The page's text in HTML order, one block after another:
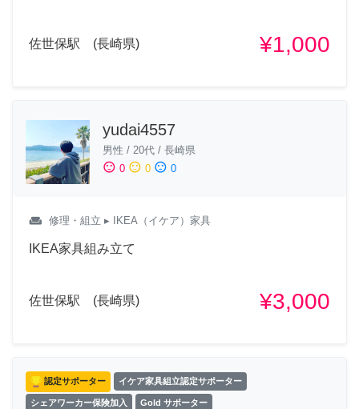
佐世保駅 (長崎県) ¥1,000
yudai4557
男性 / 20代 / 長崎県
sentiment_satisfied 0 sentiment_neutral 0 sentiment_dissatisfied 0
weekend 修理・組立 ▸ IKEA（イケア）家具
IKEA家具組み立て
佐世保駅 (長崎県) ¥3,000
認定サポーター イケア家具組立認定サポーター
シェアワーカー保険加入 Gold サポーター